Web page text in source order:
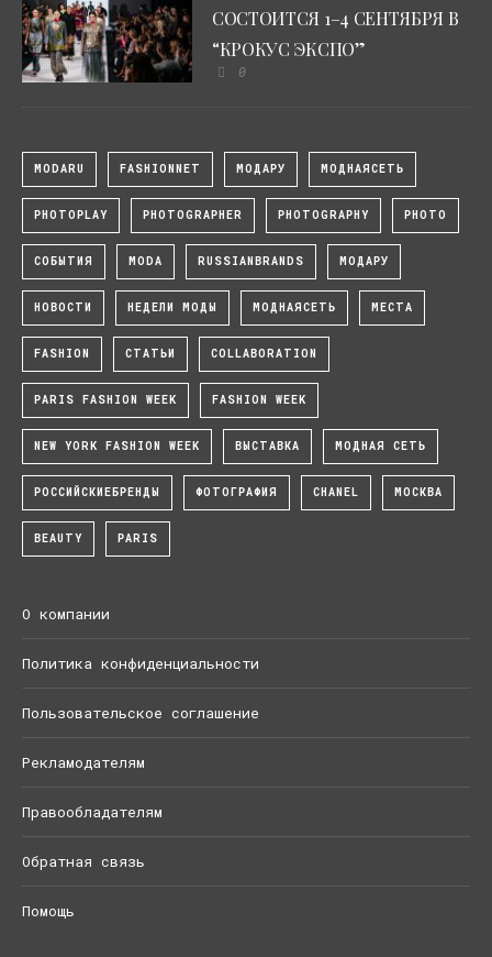
СОСТОИТСЯ 1–4 СЕНТЯБРЯ В
“КРОКУС ЭКСПО”
0
MODARU FASHIONNET МОДАРУ МОДНАЯСЕТЬ
PHOTOPLAY PHOTOGRAPHER PHOTOGRAPHY PHOTO
СОБЫТИЯ MODA RUSSIANBRANDS МОДАРУ
НОВОСТИ НЕДЕЛИ МОДЫ МОДНАЯСЕТЬ МЕСТА
FASHION СТАТЬИ COLLABORATION
PARIS FASHION WEEK FASHION WEEK
NEW YORK FASHION WEEK ВЫСТАВКА МОДНАЯ СЕТЬ
РОССИЙСКИЕБРЕНДЫ ФОТОГРАФИЯ CHANEL МОСКВА
BEAUTY PARIS
О компании
Политика конфиденциальности
Пользовательское соглашение
Рекламодателям
Правообладателям
Обратная связь
Помощь